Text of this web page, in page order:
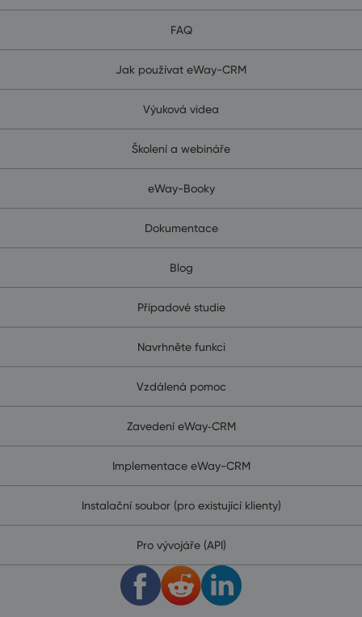
FAQ
Jak používat eWay-CRM
Výuková videa
Školení a webináře
eWay-Booky
Dokumentace
Blog
Případové studie
Navrhněte funkci
Vzdálená pomoc
Zavedení eWay‑CRM
Implementace eWay-CRM
Instalační soubor (pro existující klienty)
Pro vývojáře (API)